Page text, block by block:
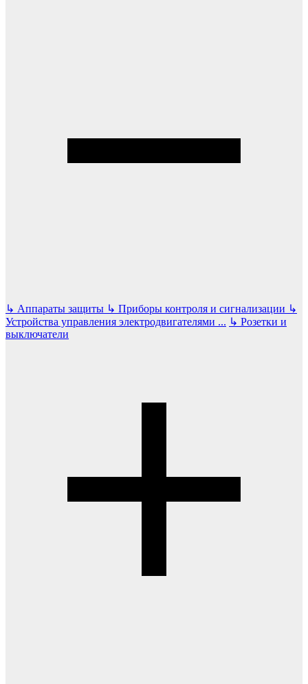
↳ Аппараты защиты ↳ Приборы контроля и сигнализации ↳
Устройства управления электродвигателями ... ↳ Розетки и
выключатели